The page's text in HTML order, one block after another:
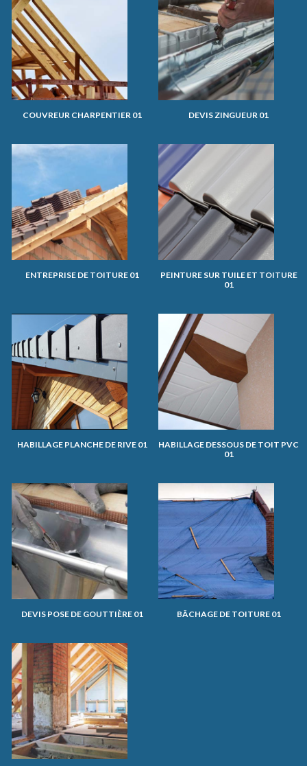
COUVREUR CHARPENTIER 01 DEVIS ZINGUEUR 01
ENTREPRISE DE TOITURE 01
PEINTURE SUR TUILE ET TOITURE
01
HABILLAGE PLANCHE DE RIVE 01
HABILLAGE DESSOUS DE TOIT PVC
01
DEVIS POSE DE GOUTTIÈRE 01 BÂCHAGE DE TOITURE 01